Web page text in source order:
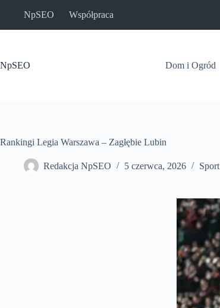
NpSEO Współpraca
NpSEO Dom i Ogród
Rankingi Legia Warszawa – Zagłębie Lubin
Redakcja NpSEO 5 czerwca, 2026 Sport